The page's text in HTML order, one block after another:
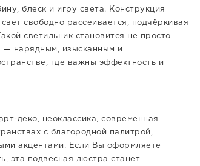
блеск и игру света. Конструкция
свободно рассеивается, подчёркивая
светильник становится не просто
— нарядным, изысканным и
где важны эффектность и
деко, неоклассика, современная
с благородной палитрой,
акцентами. Если Вы оформляете
эта подвесная люстра станет